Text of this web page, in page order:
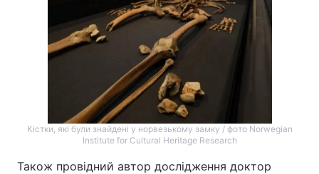
Кістки, які були знайдені у норвезькому замку / фото Norwegian
Institute for Cultural Heritage Research
Також провідний автор дослідження доктор